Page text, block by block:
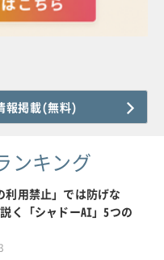
報掲載(無料)
ンキング
利用禁止」では防げな
く「シャドーAI」5つの